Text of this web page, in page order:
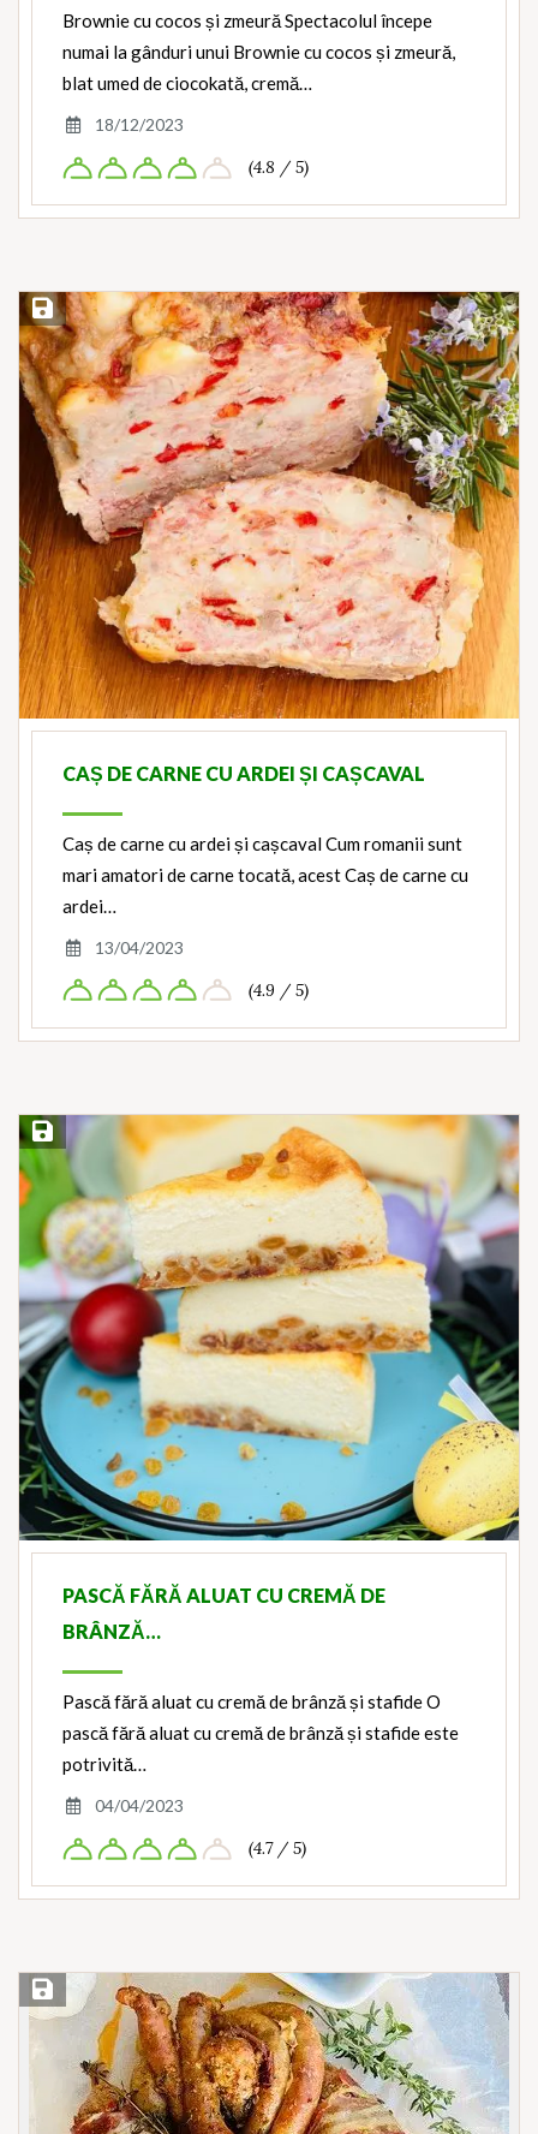
Brownie cu cocos și zmeură Spectacolul începe
numai la gânduri unui Brownie cu cocos și zmeură,
blat umed de ciocokată, cremă…
18/12/2023
(4.8 / 5)
Save Recipe
CAȘ DE CARNE CU ARDEI ȘI CAȘCAVAL
Caș de carne cu ardei și cașcaval Cum romanii sunt
mari amatori de carne tocată, acest Caș de carne cu
ardei…
13/04/2023
(4.9 / 5)
Save Recipe
PASCĂ FĂRĂ ALUAT CU CREMĂ DE
BRÂNZĂ…
Pască fără aluat cu cremă de brânză și stafide O
pască fără aluat cu cremă de brânză și stafide este
potrivită…
04/04/2023
(4.7 / 5)
Save Recipe